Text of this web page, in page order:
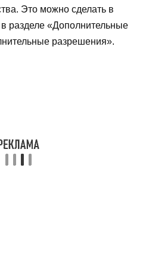
Это можно сделать в
в разделе «Дополнительные
разрешения».